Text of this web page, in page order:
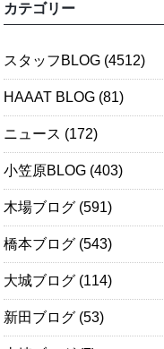
カテゴリー
スタッフBLOG (4512)
HAAAT BLOG (81)
ニュース (172)
小笠原BLOG (403)
木場ブログ (591)
橋本ブログ (543)
大城ブログ (114)
新田ブログ (53)